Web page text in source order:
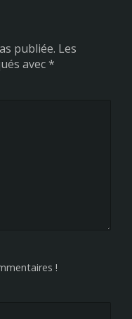
publiée. Les
avec*
!